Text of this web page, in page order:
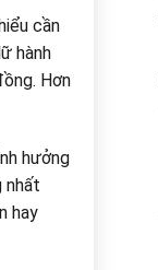
cần
hành
Hơn
hưởng
nhất
hay